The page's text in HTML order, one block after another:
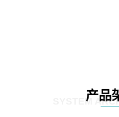
产品
SYSTEM